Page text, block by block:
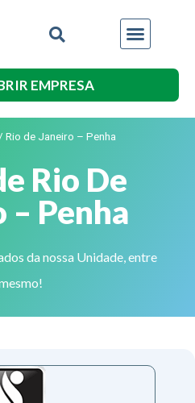
EMPRESA
/ Rio de Janeiro – Penha
Rio De
– Penha
da nossa Unidade, entre